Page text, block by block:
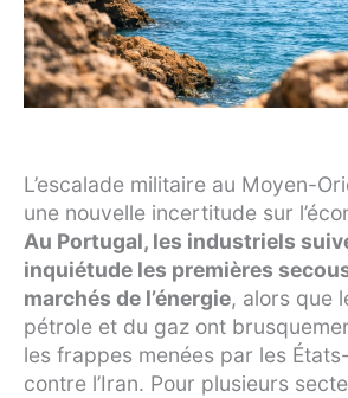
L’escalade militaire au Moyen-
une nouvelle incertitude sur
Au Portugal, les industriels
inquiétude les premières
marchés de l’énergie, alors que
pétrole et du gaz ont
les frappes menées par les
contre l’Iran. Pour plusieurs